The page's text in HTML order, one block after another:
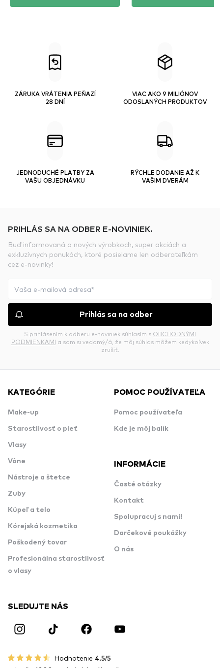
ZÁRUKA VRÁTENIA PEŇAZÍ
28 DNÍ
VIAC AKO 9 MILIÓNOV
ODOSLANÝCH PRODUKTOV
JEDNODUCHÉ PLATBY ZA
VAŠU OBJEDNÁVKU
RÝCHLE DODANIE AŽ K
VAŠIM DVERÁM
PRIHLÁS SA NA ODBER E-NOVINIEK.
Buď informovaná o nových výrobkoch, super akciách a
exkluzívnych ponukách, ktoré posielame len odberateľkám
cez e-novinky!
Prihlás sa na odber
S prihlásením k odberu e-noviniek súhlasím s OBCHODNÝMI
PODMIENKAMI a som si vedomý/á, že môj súhlas môžem kedykoľvek
zrušiť.
KATEGÓRIE
Make-up
Starostlivosť o pleť
Vlasy
Vône
Nástroje a štetce
Zuby
Kúpeľ a telo
Kórejská kozmetika
Poškodený tovar
Profesionálna starostlivosť
o vlasy
POMOC POUŽÍVATEĽA
Pomoc používateľa
Kde je môj balík
INFORMÁCIE
Časté otázky
Kontakt
Spolupracuj s nami!
Darčekové poukážky
O nás
SLEDUJTE NÁS
Hodnotenie 4.5/5